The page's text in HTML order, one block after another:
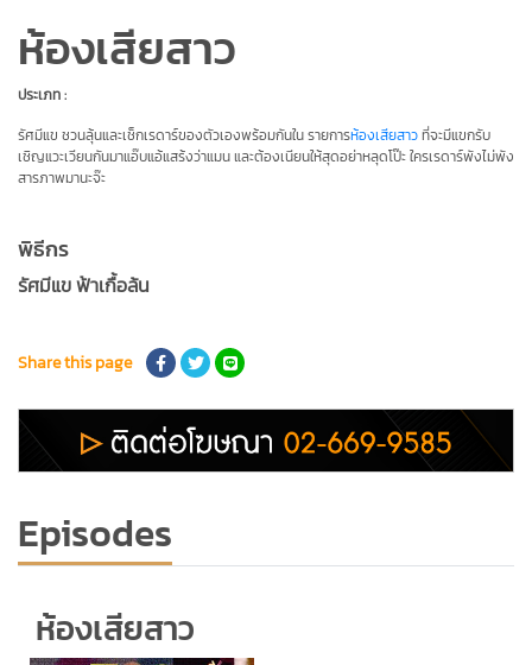
ห้องเสียสาว
ประเภท :
รัศมีแข ชวนลุ้นและเช็กเรดาร์ของตัวเองพร้อมกันใน รายการห้องเสียสาวที่จะมีแขกรับ
เชิญแวะเวียนกันมาแอ๊บแอ้แสร้งว่าแมนและต้องเนียนให้สุดอย่าหลุดโป๊ะ ใครเรดาร์พังไม่พัง
สารภาพมานะจ๊ะ
พิธีกร
รัศมีแข ฟ้าเกื้อล้น
Share this page
Episodes
ห้องเสียสาว